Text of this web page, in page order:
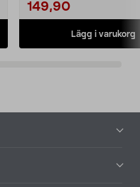
149,90
Lägg i varukorg